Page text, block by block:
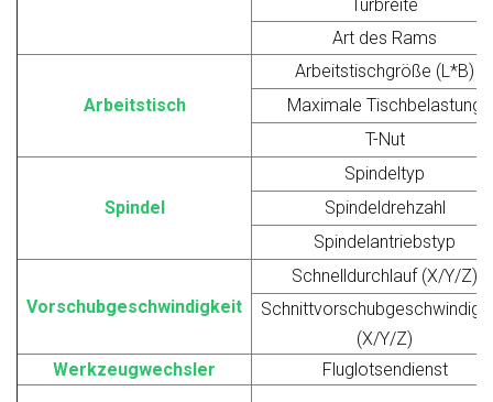
Türbreite
Art des Rams
Arbeitstisch
Arbeitstischgröße (L*B)
Maximale Tischbelastung
T-Nut
Spindel
Spindeltyp
Spindeldrehzahl
Spindelantriebstyp
Vorschubgeschwindigkeit
Schnelldurchlauf (X/Y/Z)
(X/Y/Z)
Werkzeugwechsler
Fluglotsendienst